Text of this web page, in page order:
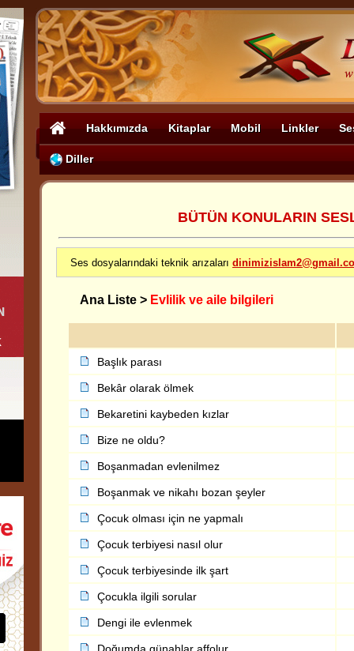
Hakkımızda Kitaplar Mobil Linkler
Diller
BÜTÜN KONULARIN
Ses dosyalarındaki teknik arızaları
Ana Liste > Evlilik ve aile bilgileri
Başlık parası
Bekâr olarak ölmek
Bekaretini kaybeden kızlar
Bize ne oldu?
Boşanmadan evlenilmez
Boşanmak ve nikahı bozan şeyler
Çocuk olması için ne yapmalı
Çocuk terbiyesi nasıl olur
Çocuk terbiyesinde ilk şart
Çocukla ilgili sorular
Dengi ile evlenmek